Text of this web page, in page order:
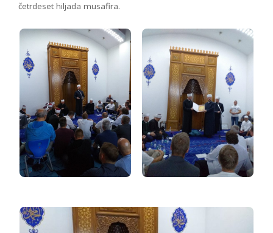
četrdeset hiljada musafira.